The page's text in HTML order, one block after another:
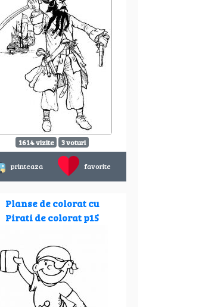
1614 vizite 3 voturi
printeaza favorite
Planse de colorat cu
Pirati de colorat p15